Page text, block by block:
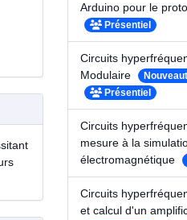
Arduino pour le
Présentiel
Circuits
Modulaire
Présentiel
Circuits
mesure à la
électromagnétique
Circuits
et calcul d'un